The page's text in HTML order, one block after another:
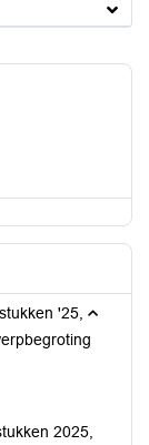
'25,
2025,